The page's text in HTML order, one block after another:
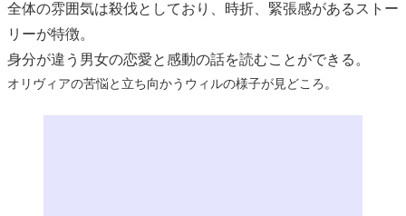
全体の雰囲気は殺伐としており、時折、緊張感があるストー
リーが特徴。
身分が違う男女の恋愛と感動の話を読むことができる。
オリヴィアの苦悩と立ち向かうウィルの様子が見どころ。